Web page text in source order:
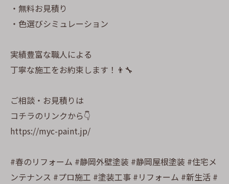
・無料お見積り
・色選びシミュレーション
実績豊富な職人による
丁寧な施工をお約束します！👨‍🔧
ご相談・お見積りは
コチラのリンクから👇
https://myc-paint.jp/
#春のリフォーム #静岡外壁塗装 #静岡屋根塗装 #住宅メ
ンテナンス #プロ施工 #塗装工事 #リフォーム #新生活 #